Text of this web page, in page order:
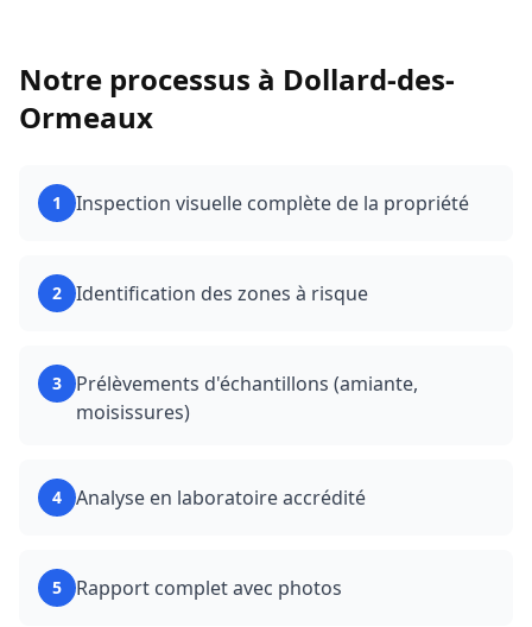
Notre processus à Dollard-des-
Ormeaux
1 Inspection visuelle complète de la propriété
2 Identification des zones à risque
3
Prélèvements d'échantillons (amiante,
moisissures)
4 Analyse en laboratoire accrédité
5 Rapport complet avec photos